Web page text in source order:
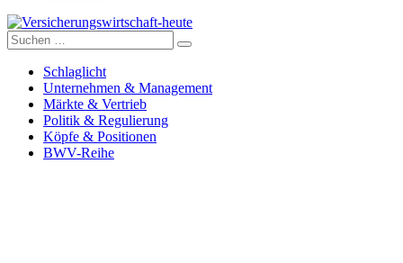
Versicherungswirtschaft-heute
Suche
nach:
Schlaglicht
Unternehmen & Management
Märkte & Vertrieb
Politik & Regulierung
Köpfe & Positionen
BWV-Reihe